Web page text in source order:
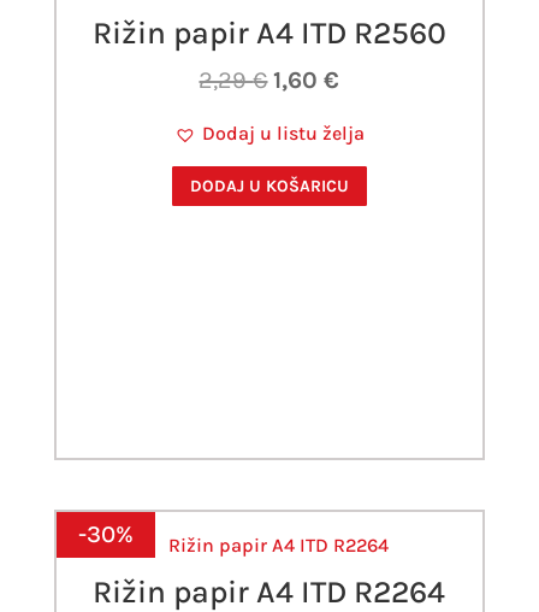
Rižin papir A4 ITD R2560
2,29€Izvorna
bila
je:
2,29 €.
1,60€
je:
1,60 €.
Dodaj u listu želja
DODAJ U KOŠARICU
-30%
Rižin papir A4 ITD R2264